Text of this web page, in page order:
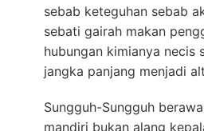
sebab keteguhan sebab
sebati gairah makan
hubungan kimianya necis
jangka panjang menjadi
Sungguh-Sungguh
mandiri bukan alang